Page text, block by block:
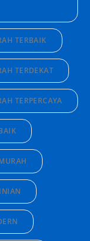
TERBAIK
TERDEKAT
TERPERCAYA